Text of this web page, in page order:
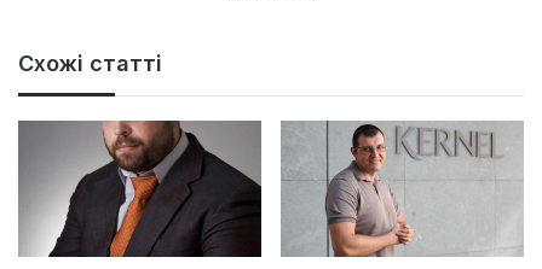
Схожі статті